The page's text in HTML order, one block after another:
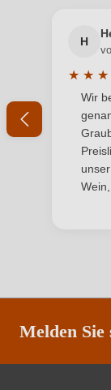
Inhalt
Ihre E-
Ihr
H
★ ★ ★
Wir
Melden